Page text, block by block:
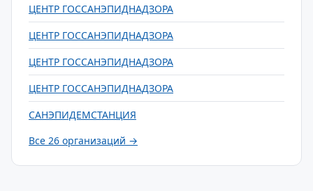
ЦЕНТР ГОССАНЭПИДНАДЗОРА
ЦЕНТР ГОССАНЭПИДНАДЗОРА
ЦЕНТР ГОССАНЭПИДНАДЗОРА
ЦЕНТР ГОССАНЭПИДНАДЗОРА
САНЭПИДЕМСТАНЦИЯ
Все 26 организаций →